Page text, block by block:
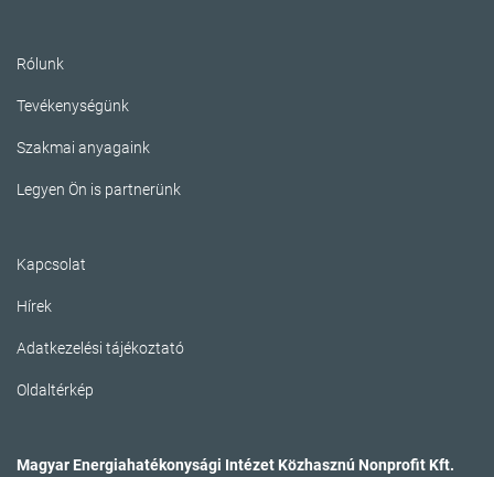
Rólunk
Tevékenységünk
Szakmai anyagaink
Legyen Ön is partnerünk
Kapcsolat
Hírek
Adatkezelési tájékoztató
Oldaltérkép
Magyar Energiahatékonysági Intézet Közhasznú Nonprofit Kft.